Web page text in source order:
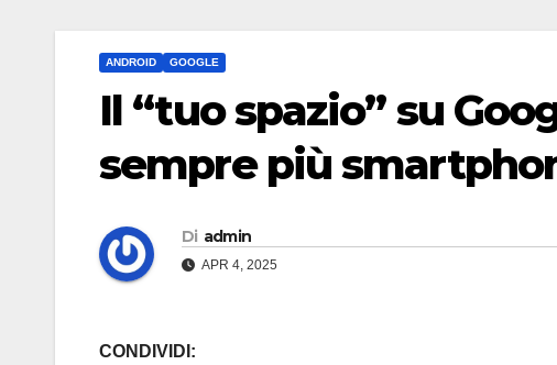
ANDROID GOOGLE
Il “tuo spazio” su
sempre più
Di admin
APR 4, 2025
CONDIVIDI: